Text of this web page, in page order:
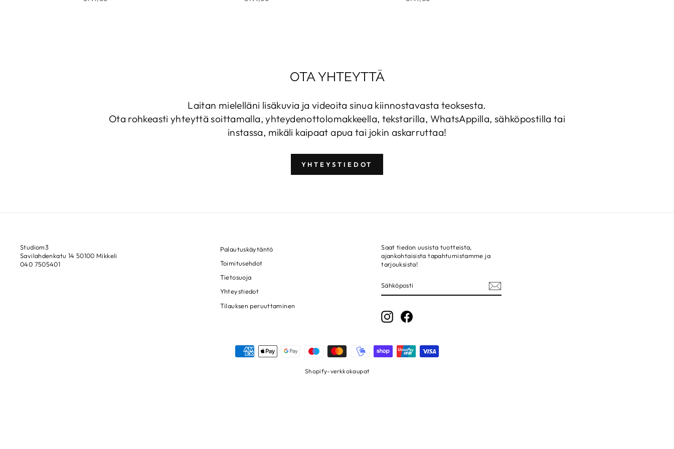
OTA YHTEYTTÄ
Laitan mielelläni lisäkuvia ja videoita sinua kiinnostavasta teoksesta.
Ota rohkeasti yhteyttä soittamalla, yhteydenottolomakkeella, tekstarilla, WhatsAppilla, sähköpostilla tai
instassa, mikäli kaipaat apua tai jokin askarruttaa!
YHTEYSTIEDOT
Studiom3
Savilahdenkatu 14 50100 Mikkeli
040 7505401
Palautuskäytäntö
Toimitusehdot
Tietosuoja
Yhteystiedot
Tilauksen peruuttaminen
Saat tiedon uusista tuotteista,
ajankohtaisista tapahtumistamme ja
tarjouksista!
InstagramFacebook
Shopify-verkkokaupat